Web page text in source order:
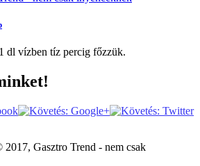
dl vízben tíz percig főzzük.
Gasztro Trend - nem csak